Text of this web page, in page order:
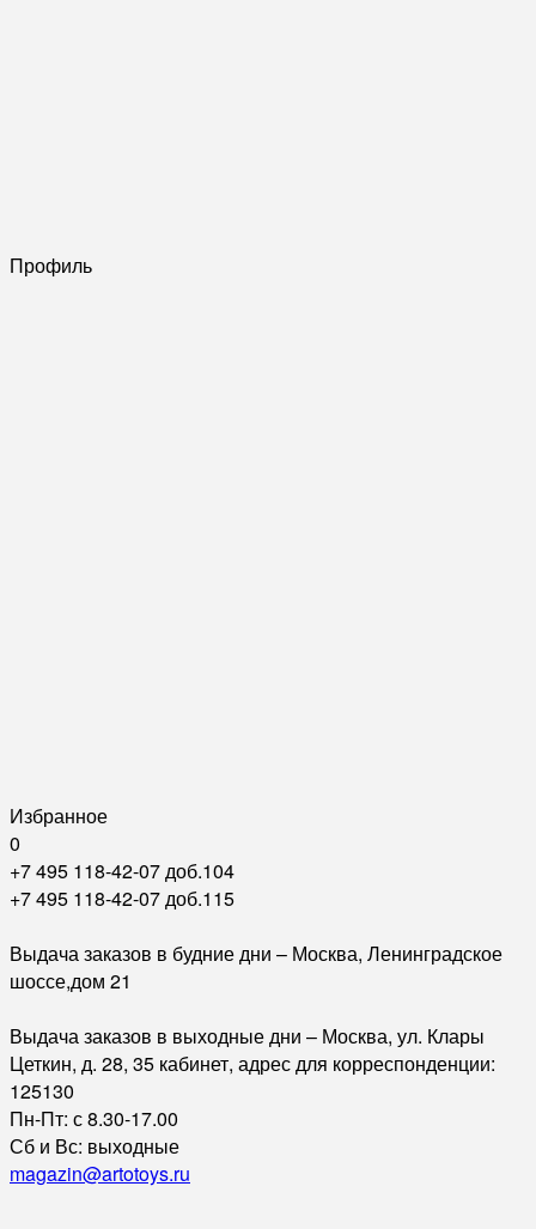
Профиль
Избранное
0
+7 495 118-42-07 доб.104
+7 495 118-42-07 доб.115
Выдача заказов в будние дни – Москва, Ленинградское
шоссе,дом 21
Выдача заказов в выходные дни – Москва, ул. Клары
Цеткин, д. 28, 35 кабинет, адрес для корреспонденции:
125130
Пн-Пт: с 8.30-17.00
Сб и Вс: выходные
magazin@artotoys.ru